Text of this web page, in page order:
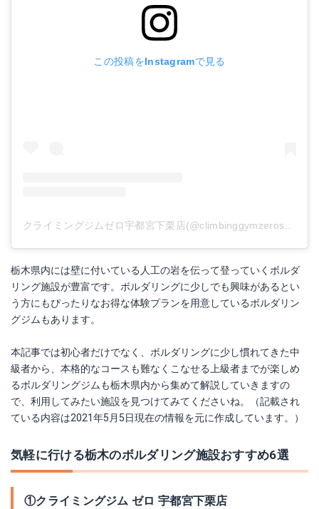
この投稿をInstagramで見る
クライミングジムゼロ宇都宮下栗店(@climbinggymzerosimoguri)がシェアした投稿
栃木県内には壁に付いている人工の岩を伝って登っていくボルダ
リング施設が豊富です。ボルダリングに少しでも興味があるとい
う方にもぴったりなお得な体験プランを用意しているボルダリン
グジムもあります。
本記事では初心者だけでなく、ボルダリングに少し慣れてきた中
級者から、本格的なコースも難なくこなせる上級者までが楽しめ
るボルダリングジムも栃木県内から集めて解説していきますの
で、利用してみたい施設を見つけてみてくださいね。（記載され
ている内容は2021年5月5日現在の情報を元に作成しています。）
気軽に行ける栃木のボルダリング施設おすすめ6選
①クライミングジム ゼロ 宇都宮下栗店